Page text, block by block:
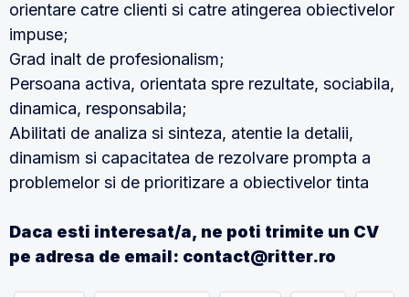
orientare catre clienti si catre atingerea obiectivelor
impuse;
Grad inalt dе profesionalism;
Persoana activa, orientata spre rezultate, sociabila,
dinamica, responsabila;
Abilitati dе analiza si sinteza, atentie la detalii,
dinamism si capacitatea dе rezolvare prompta a
problemelor si dе prioritizare a obiectivelor tinta
Daca esti interesat/a, ne poti trimite un CV
pe adresa de email: contact@ritter.ro